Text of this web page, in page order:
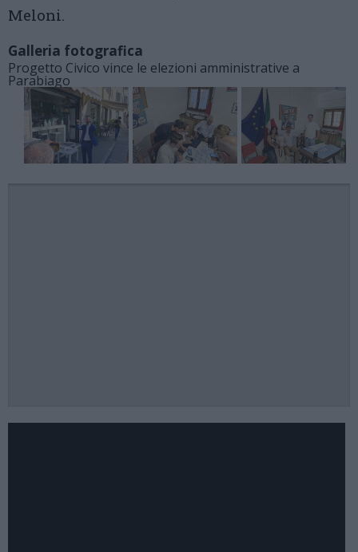
Meloni.
Galleria fotografica
Progetto Civico vince le elezioni amministrative a
Parabiago